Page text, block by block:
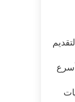
التقديم
الثانوية العامة 2023 وأسرع